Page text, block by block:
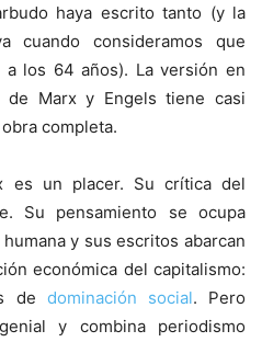
haya escrito tanto (y la
cuando consideramos que
a los 64 años). La versión en
Marx y Engels tiene casi
completa.
es un placer. Su crítica del
Su pensamiento se ocupa
y sus escritos abarcan
económica del capitalismo:
de dominación social. Pero
y combina periodismo